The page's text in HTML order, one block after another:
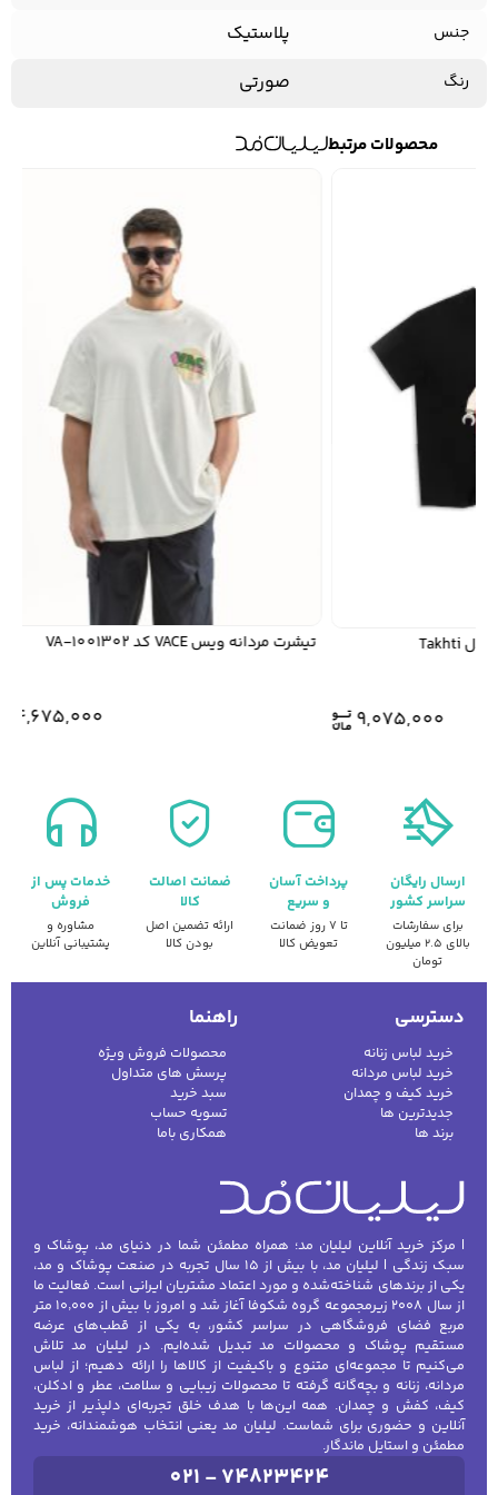
کفش مردانه
جنس پلاستیک
رنگ صورتی
محصولات مرتبط
9,075,000
تیشرت مردانه ویس VACE کد VA-1001302
4,675,000
ارسال رایگان
سراسر کشور
برای سفارشات
بالای ۲.۵ میلیون
تومان
پرداخت آسان
و سریع
تا ۷ روز ضمانت
تعویض کالا
ضمانت اصالت
کالا
ارائه تضمین اصل
بودن کالا
خدمات پس از
فروش
مشاوره و
پشتیبانی آنلاین
دسترسی
خرید لباس زنانه
خرید لباس مردانه
خرید کیف و چمدان
جدیدترین ها
برند ها
راهنما
محصولات فروش ویژه
پرسش های متداول
سبد خرید
تسویه حساب
همکاری باما
| مرکز خرید آنلاین لیلیان مد؛ همراه مطمئن شما در دنیای مد، پوشاک و
سبک زندگی | لیلیان مد، با بیش از ۱۵ سال تجربه در صنعت پوشاک و مد،
یکی از برندهای شناخته‌شده و مورد اعتماد مشتریان ایرانی است. فعالیت ما
از سال ۲۰۰۸ زیرمجموعه گروه شکوفا آغاز شد و امروز با بیش از ۱۰٬۰۰۰ متر
مربع فضای فروشگاهی در سراسر کشور، به یکی از قطب‌های عرضه
مستقیم پوشاک و محصولات مد تبدیل شده‌ایم. در لیلیان مد تلاش
می‌کنیم تا مجموعه‌ای متنوع و باکیفیت از کالاها را ارائه دهیم؛ از لباس
مردانه، زنانه و بچه‌گانه گرفته تا محصولات زیبایی و سلامت، عطر و ادکلن،
کیف، کفش و چمدان. همه این‌ها با هدف خلق تجربه‌ای دلپذیر از خرید
آنلاین و حضوری برای شماست. لیلیان مد یعنی انتخاب هوشمندانه، خرید
مطمئن و استایل ماندگار.
021 - 74823424